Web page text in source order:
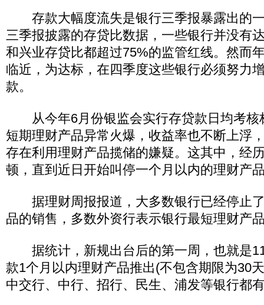
存款大幅度流失是银行三季报暴露出的
三季报披露的存贷比数据，一些银行并没有
和兴业存贷比都超过75%的监管红线。然而
临近，为达标，在四季度这些银行必须努力
款。
从今年6月份银监会实行存贷款日均考核
短期理财产品异常火爆，收益率也不断上浮
存在利用理财产品揽储的嫌疑。这其中，经
顿，直到近日开始叫停一个月以内的理财产
据理财周报报道，大多数银行已经停止
品的销售，多数外资行表示银行最短理财产
据统计，新规出台后的第一周，也就是
款1个月以内理财产品推出(不包含期限为30
中交行、中行、招行、民生、浦发等银行都